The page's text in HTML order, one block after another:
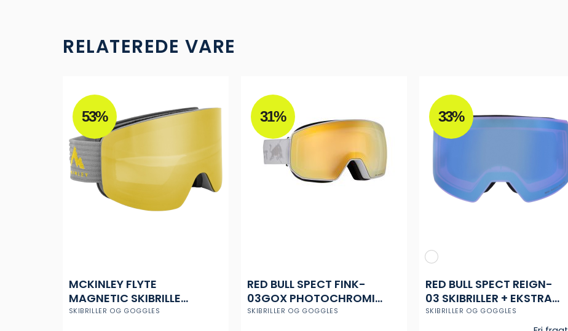
Mulighederne
kan
varesiden
varesiden
RELATEREDE VARE
53%
SKIBRILLER OG GOGGLES
MCKINLEY FLYTE
MAGNETIC SKIBRILLE
MAGNETISK LINSE &
31%
SKIBRILLER OG GOGGLES
RED BULL SPECT FINK-
03GOX PHOTOCHROMIC
S1-S3 SKIBRILLE
33%
SKIBRILLER OG GOGGLES
RED BULL SPECT REIGN-
03 SKIBRILLER + EKSTRA
LINSE